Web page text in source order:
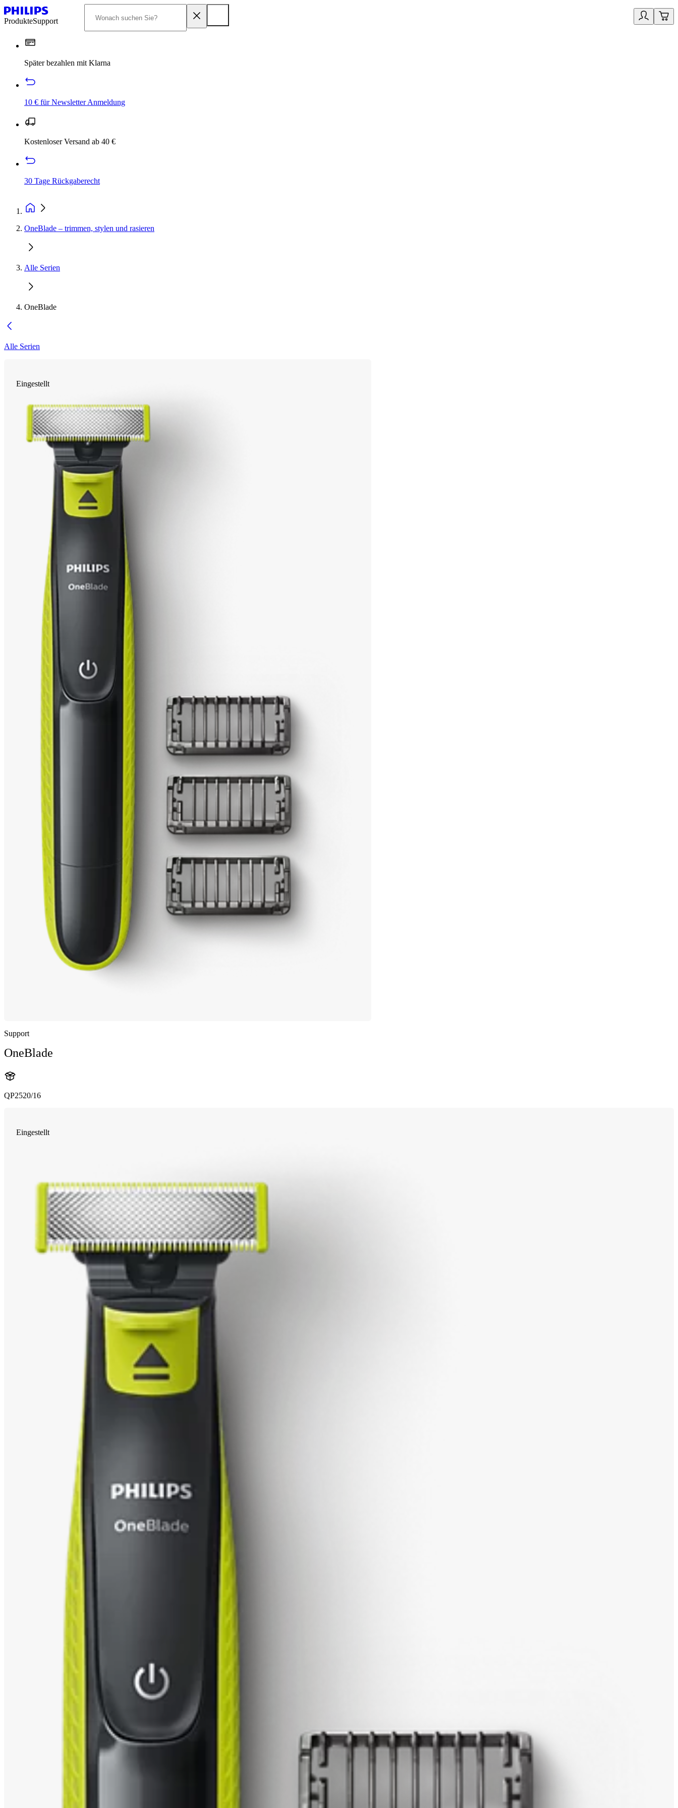
ProdukteSupport
Später bezahlen mit Klarna
10 € für Newsletter Anmeldung
Kostenloser Versand ab 40 €
30 Tage Rückgaberecht
OneBlade – trimmen, stylen und rasieren
Alle Serien
OneBlade
Alle Serien
Eingestellt
Support
OneBlade
QP2520/16
Eingestellt